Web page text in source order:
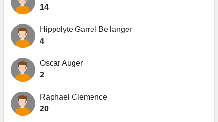
14
Hippolyte Garrel Bellanger
4
Oscar Auger
2
Raphael Clemence
20